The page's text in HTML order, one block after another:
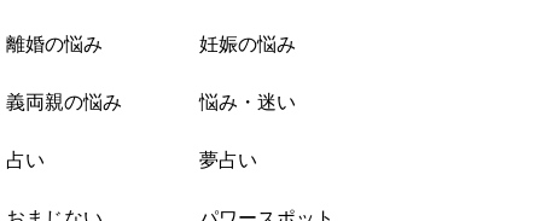
離婚の悩み 妊娠の悩み
義両親の悩み 悩み・迷い
占い 夢占い